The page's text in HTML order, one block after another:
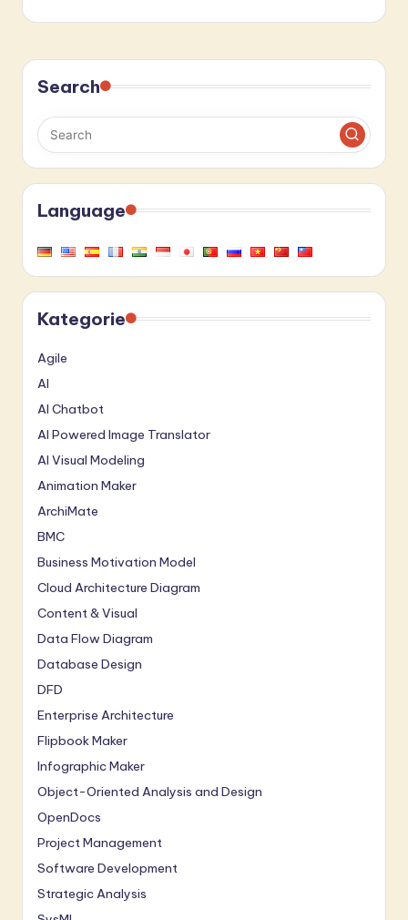
Search
Language
Kategorie
Agile
AI
AI Chatbot
AI Powered Image Translator
AI Visual Modeling
Animation Maker
ArchiMate
BMC
Business Motivation Model
Cloud Architecture Diagram
Content & Visual
Data Flow Diagram
Database Design
DFD
Enterprise Architecture
Flipbook Maker
Infographic Maker
Object-Oriented Analysis and Design
OpenDocs
Project Management
Software Development
Strategic Analysis